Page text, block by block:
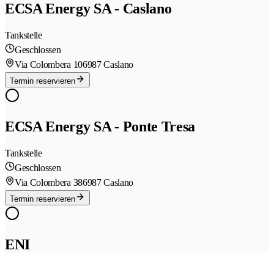
ECSA Energy SA - Caslano
Tankstelle
Geschlossen
Via Colombera 106987 Caslano
Termin reservieren
ECSA Energy SA - Ponte Tresa
Tankstelle
Geschlossen
Via Colombera 386987 Caslano
Termin reservieren
ENI